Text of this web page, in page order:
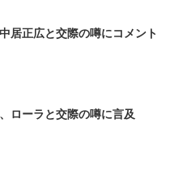
居正広と交際の噂にコメント
ローラと交際の噂に言及